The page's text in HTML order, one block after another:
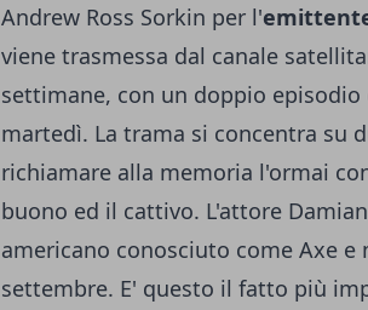
Andrew Ross Sorkin per l'
viene trasmessa dal canale
settimane, con un doppio
martedì. La trama si concentra su
richiamare alla memoria l'ormai
buono ed il cattivo. L'attore
americano conosciuto come Axe
settembre. E' questo il fatto più